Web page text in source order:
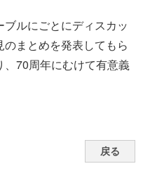
ルにごとにディスカッ
まとめを発表してもら
70周年にむけて有意義
戻る